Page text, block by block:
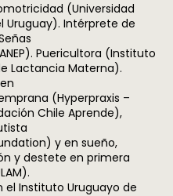
(Universidad
Uruguay). Intérprete de
Puericultora (Instituto
Lactancia Materna).
(Hyperpraxis –
Chile Aprende),
y en sueño,
y destete en primera
el Instituto Uruguayo de